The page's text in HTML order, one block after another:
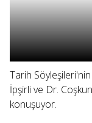
Tarih
İpşirli ve Dr.
konuşuyor.